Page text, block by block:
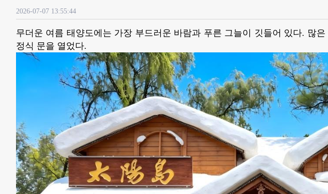
2026-07-07 13:55:44
무더운 여름 태양도에는 가장 부드러운 바람과 푸른 그늘이 깃들어 있다. 많
정식 문을 열었다.